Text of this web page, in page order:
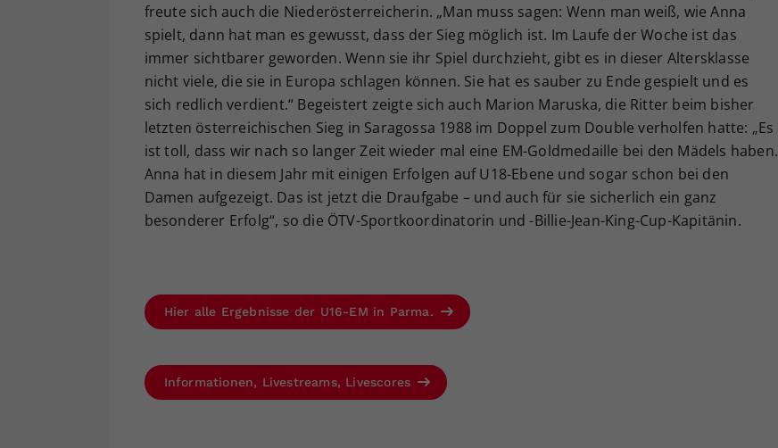
freute sich auch die Niederösterreicherin. „Man muss sagen: Wenn man weiß, wie Anna
spielt, dann hat man es gewusst, dass der Sieg möglich ist. Im Laufe der Woche ist das
immer sichtbarer geworden. Wenn sie ihr Spiel durchzieht, gibt es in dieser Altersklasse
nicht viele, die sie in Europa schlagen können. Sie hat es sauber zu Ende gespielt und es
sich redlich verdient.“ Begeistert zeigte sich auch Marion Maruska, die Ritter beim bisher
letzten österreichischen Sieg in Saragossa 1988 im Doppel zum Double verholfen hatte: „Es
ist toll, dass wir nach so langer Zeit wieder mal eine EM-Goldmedaille bei den Mädels haben.
Anna hat in diesem Jahr mit einigen Erfolgen auf U18-Ebene und sogar schon bei den
Damen aufgezeigt. Das ist jetzt die Draufgabe – und auch für sie sicherlich ein ganz
besonderer Erfolg“, so die ÖTV-Sportkoordinatorin und -Billie-Jean-King-Cup-Kapitänin.
Hier alle Ergebnisse der U16-EM in Parma.
Informationen, Livestreams, Livescores